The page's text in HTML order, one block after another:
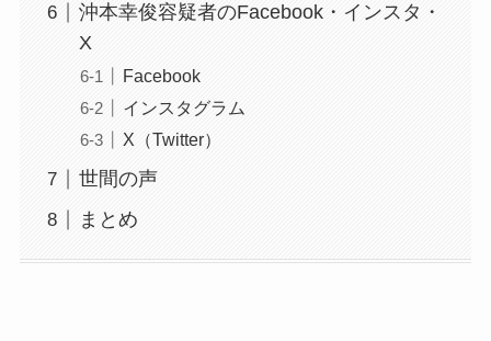
沖本幸俊容疑者のFacebook・インスタ・
X
Facebook
インスタグラム
X（Twitter）
世間の声
まとめ